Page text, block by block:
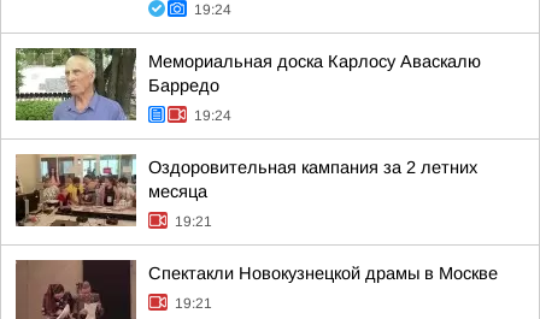
19:24
Мемориальная доска Карлосу Аваскалю
Барредо
19:24
Оздоровительная кампания за 2 летних
месяца
19:21
Спектакли Новокузнецкой драмы в Москве
19:21